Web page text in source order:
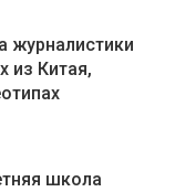
журналистики
из Китая,
школа